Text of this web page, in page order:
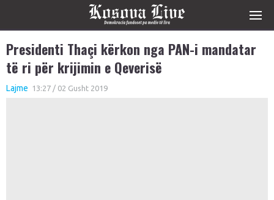
Presidenti Thaçi kërkon nga PAN-i mandatar
të ri për krijimin e Qeverisë
Lajme 13:27 / 02 Gusht 2019